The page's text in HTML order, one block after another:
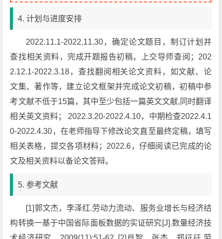
4. 计划与进度安排
2022.11.1-2022.11.30，确定论文题目，制订计划并
查找相关资料，完成开题报告初稿，上交导师查阅；202
2.12.1-2022.3.18，查找翻阅相关论文资料，如文献、论
文集、著作等，建立论文框架并完成论文初稿，初稿中参
考文献不低于15篇，其中至少包括一篇英文文献,同时翻译
相关英文资料； 2022.3.20-2022.4.10，中期检查2022.4.1
0-2022.4.30，在老师指导下修改论文直至最终定稿，填写
相关表格，提交各项材料；2022.6，仔细阅读已完成的论
文及相关资料以备论文答辩。
5. 参考文献
[1]郭文杰，李泽红.劳动力流动、服务业增长与经济结
构转换一基于中国省际面板数据的实证研究[J].数量经济技